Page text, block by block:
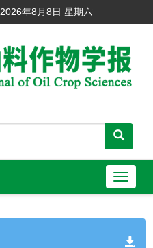
2026年8月8日 星期六
导
航
切